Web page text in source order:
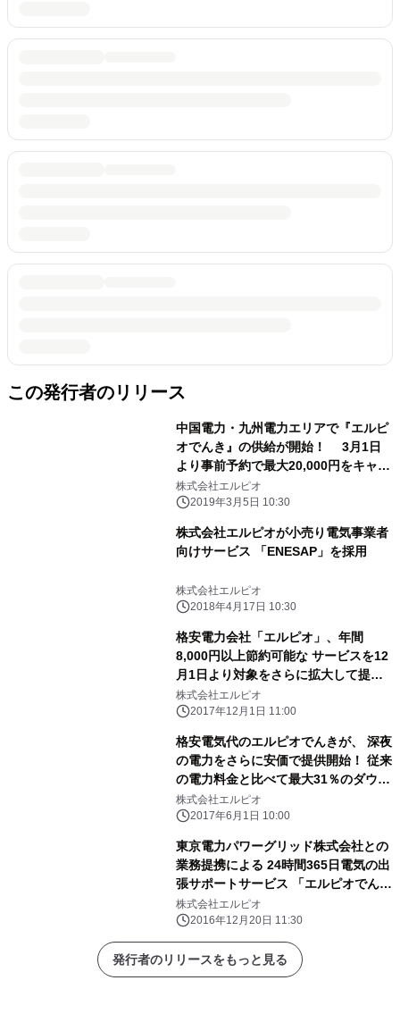
この発行者のリリース
中国電力・九州電力エリアで『エルピ
オでんき』の供給が開始！ 3月1日
より事前予約で最大20,000円をキャッ
シュバック
株式会社エルピオ
2019年3月5日 10:30
株式会社エルピオが小売り電気事業者
向けサービス 「ENESAP」を採用
株式会社エルピオ
2018年4月17日 10:30
格安電力会社「エルピオ」、年間
8,000円以上節約可能な サービスを12
月1日より対象をさらに拡大して提供
開始
株式会社エルピオ
2017年12月1日 11:00
格安電気代のエルピオでんきが、 深夜
の電力をさらに安価で提供開始！ 従来
の電力料金と比べて最大31％のダウ
ン！ 「エルピオでんき 深夜お得プラ
ン」 提供開始(2017年6月1日)のお知
株式会社エルピオ
2017年6月1日 10:00
東京電力パワーグリッド株式会社との
業務提携による 24時間365日電気の出
張サポートサービス 「エルピオでんき
安心駆けつけサービス」提供開始
株式会社エルピオ
2016年12月20日 11:30
発行者のリリースをもっと見る